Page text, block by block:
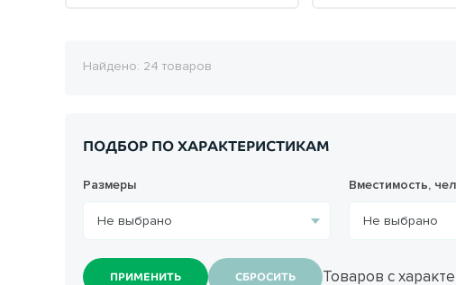
Найдено: 24 товаров
ПОДБОР ПО ХАРАКТЕРИСТИКАМ
Размеры Вместимость,
ПРИМЕНИТЬ СБРОСИТЬ Товаров с